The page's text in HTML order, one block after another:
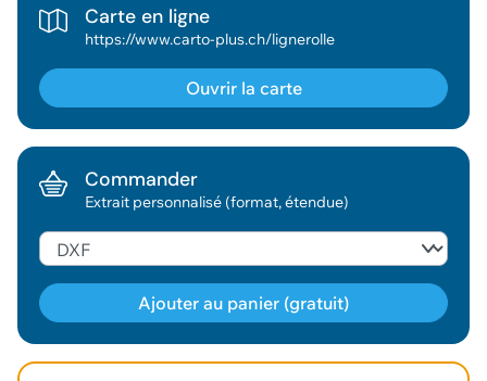
Carte en ligne
https://www.carto-plus.ch/lignerolle
Ouvrir la carte
Commander
Extrait personnalisé (format, étendue)
Ajouter au panier (gratuit)